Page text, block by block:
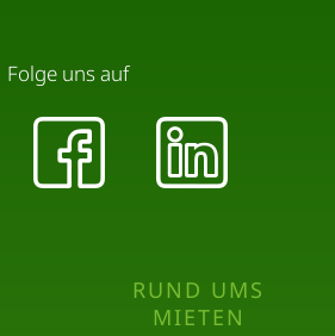
RUND UMS
MIETEN
Folge uns auf